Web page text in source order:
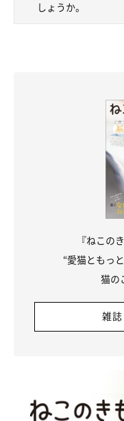
しょうか。
『ねこの
“愛猫ともっ
猫の
雑誌